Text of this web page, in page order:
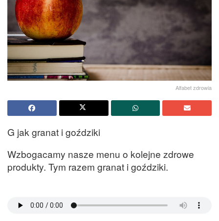
Alfabet zdrowia
G jak granat i goździki
Wzbogacamy nasze menu o kolejne zdrowe
produkty. Tym razem granat i goździki.